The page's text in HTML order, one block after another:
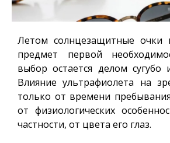
Летом солнцезащитные очки
предмет первой
выбор остается делом сугубо
Влияние ультрафиолета на
только от времени
от физиологических
частности, от цвета его глаз.